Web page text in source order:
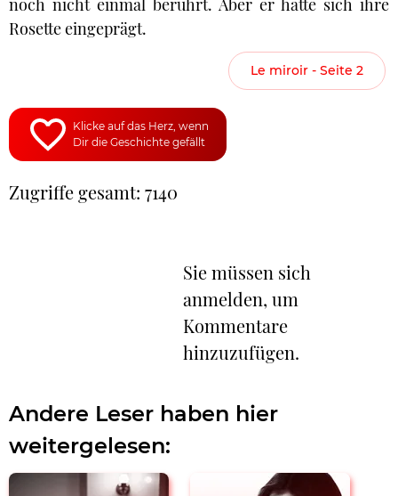
noch nicht einmal berührt. Aber er hatte sich ihre
Rosette eingeprägt.
Le miroir - Seite 2
Klicke auf das Herz, wenn
Dir die Geschichte gefällt
Zugriffe gesamt: 7140
Sie müssen sich
anmelden, um
Kommentare
hinzuzufügen.
Andere Leser haben hier
weitergelesen: